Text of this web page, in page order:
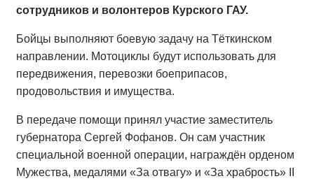
сотрудников и волонтеров Курского ГАУ.
Бойцы выполняют боевую задачу на Тёткинском
направлении. Мотоциклы будут использовать для
передвижения, перевозки боеприпасов,
продовольствия и имущества.
В передаче помощи принял участие заместитель
губернатора Сергей Фофанов. Он сам участник
специальной военной операции, награждён орденом
Мужества, медалями «За отвагу» и «За храбрость» II